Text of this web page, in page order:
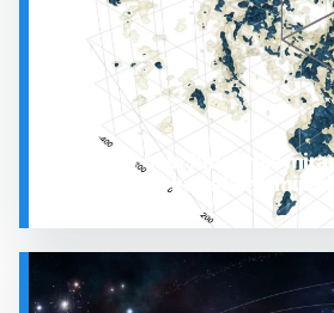
SVEMIR
Prostor oko Sunca nije
otkrila plin koji stalno